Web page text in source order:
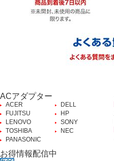
ACアダプター
ACER
DELL
FUJITSU
HP
LENOVO
SONY
TOSHIBA
NEC
PANASONIC
お得情報配信中